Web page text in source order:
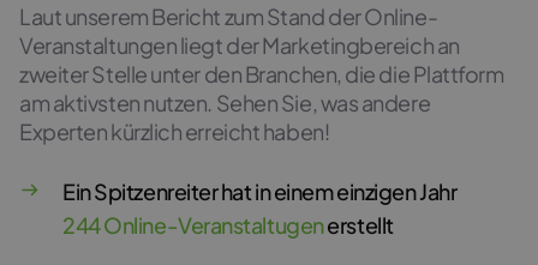
Laut unserem Bericht zum Stand der Online-
Veranstaltungen liegt der Marketingbereich an
zweiter Stelle unter den Branchen, die die Plattform
am aktivsten nutzen. Sehen Sie, was andere
Experten kürzlich erreicht haben!
Ein Spitzenreiter hat in einem einzigen Jahr
244 Online-Veranstaltugenerstellt